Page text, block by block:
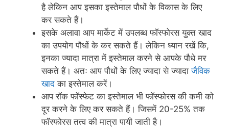
है लेकिन आप इसका इस्तेमाल पौधों के विकास के लिए
कर सकते हैं।
इसके अलावा आप मार्केट में उपलब्ध फॉस्फोरस युक्त खाद
का उपयोग पौधों के कर सकते हैं। लेकिन ध्यान रखें कि,
इनका ज्यादा मात्रा में इस्तेमाल करने से आपके पौधे मर
सकते हैं। अतः आप पौधों के लिए ज्यादा से ज्यादाजैविक
खाद का इस्तेमाल करें।
आप रॉक फॉस्फेट का इस्तेमाल भी फॉस्फोरस की कमी को
दूर करने के लिए कर सकते हैं। जिसमें 20-25% तक
फॉस्फोरस तत्व की मात्रा पायी जाती है।